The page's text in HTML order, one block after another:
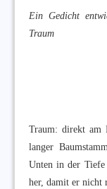
Ein Gedicht
Traum
Traum: direkt am
langer
Unten in der Tiefe
her, damit er nicht